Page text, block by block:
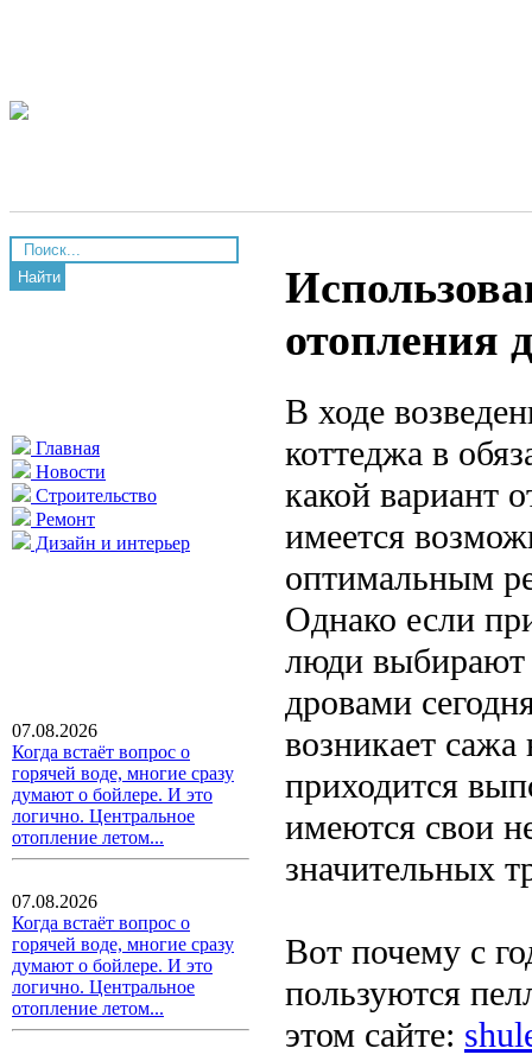
Найти
Главная
Новости
Строительство
Ремонт
Дизайн и интерьер
07.08.2026
Когда встаёт вопрос о
горячей воде, многие сразу
думают о бойлере. И это
логично. Центральное
отопление летом...
07.08.2026
Когда встаёт вопрос о
горячей воде, многие сразу
думают о бойлере. И это
логично. Центральное
отопление летом...
отопления
В ходе
коттеджа в
какой вариант
имеется
оптимальным
Однако если
люди выбирают
дровами
возникает
приходится
имеются свои
значительных
Вот почему с
пользуются
этом сайте: